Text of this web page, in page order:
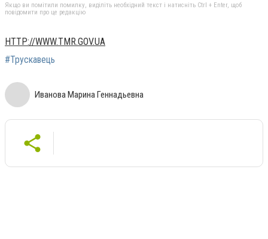
Якщо ви помітили помилку, виділіть необхідний текст і натисніть Ctrl + Enter, щоб
повідомити про це редакцію
HTTP://WWW.TMR.GOV.UA
#Трускавець
Иванова Марина Геннадьевна